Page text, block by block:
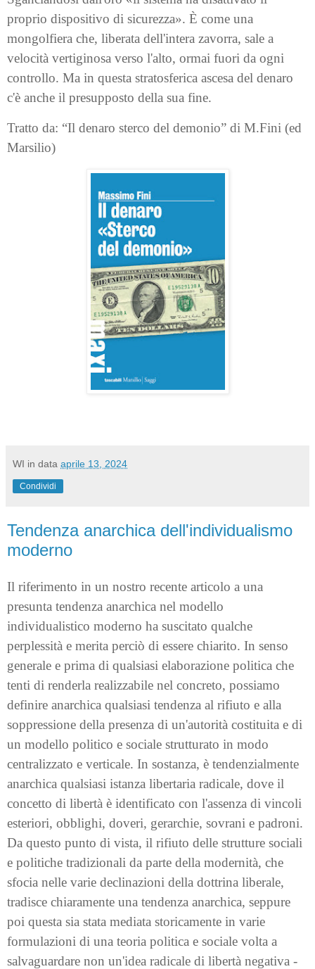
proprio dispositivo di sicurezza». È come una
mongolfiera che, liberata dell'intera zavorra, sale a
velocità vertiginosa verso l'alto, ormai fuori da ogni
controllo. Ma in questa stratosferica ascesa del denaro
c'è anche il presupposto della sua fine.
Tratto da: “Il denaro sterco del demonio” di M.Fini (ed
Marsilio)
WI in data aprile 13, 2024
Condividi
Tendenza anarchica dell'individualismo
moderno
Il riferimento in un nostro recente articolo a una
presunta tendenza anarchica nel modello
individualistico moderno ha suscitato qualche
perplessità e merita perciò di essere chiarito. In senso
generale e prima di qualsiasi elaborazione politica che
tenti di renderla realizzabile nel concreto, possiamo
definire anarchica qualsiasi tendenza al rifiuto e alla
soppressione della presenza di un'autorità costituita e di
un modello politico e sociale strutturato in modo
centralizzato e verticale. In sostanza, è tendenzialmente
anarchica qualsiasi istanza libertaria radicale, dove il
concetto di libertà è identificato con l'assenza di vincoli
esteriori, obblighi, doveri, gerarchie, sovrani e padroni.
Da questo punto di vista, il rifiuto delle strutture sociali
e politiche tradizionali da parte della modernità, che
sfocia nelle varie declinazioni della dottrina liberale,
tradisce chiaramente una tendenza anarchica, seppure
poi questa sia stata mediata storicamente in varie
formulazioni di una teoria politica e sociale volta a
salvaguardare non un'idea radicale di libertà negativa -